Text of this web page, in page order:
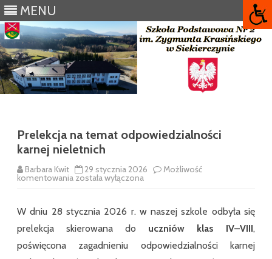
MENU
Prelekcja na temat odpowiedzialności
karnej nieletnich
Barbara Kwit 29 stycznia 2026 Możliwość
komentowaniaPrelekcja
karnej
nieletnich
została wyłączona
W dniu 28 stycznia 2026 r. w naszej szkole odbyła się
prelekcja skierowana do uczniów klas IV–VIII,
poświęcona zagadnieniu odpowiedzialności karnej